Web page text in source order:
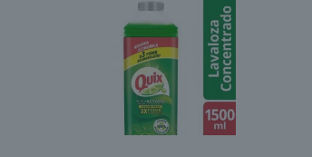
Garantía Mínima Legal